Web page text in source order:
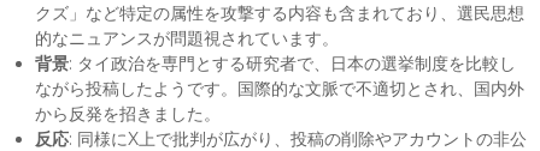
クズ」など特定の属性を攻撃する内容も含まれており、選民思想
的なニュアンスが問題視されています。
背景: タイ政治を専門とする研究者で、日本の選挙制度を比較し
ながら投稿したようです。国際的な文脈で不適切とされ、国内外
から反発を招きました。
反応: 同様にX上で批判が広がり、投稿の削除やアカウントの非公